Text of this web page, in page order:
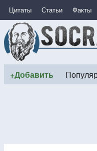
Цитаты Статьи Факты
+Добавить